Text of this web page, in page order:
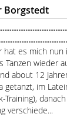
Borgstedt
hat es mich
Tanzen wieder
about 12
getanzt, im
Training),
verschiede...